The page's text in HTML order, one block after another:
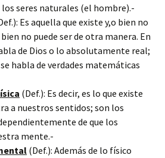
seres naturales (el hombre).-
Es aquella que existe y,o bien no
no puede ser de otra manera. En
de Dios o lo absolutamente real;
habla de verdades matemáticas
(Def.): Es decir, es lo que existe
a nuestros sentidos; son los
de que los
mente.-
(Def.): Además de lo físico